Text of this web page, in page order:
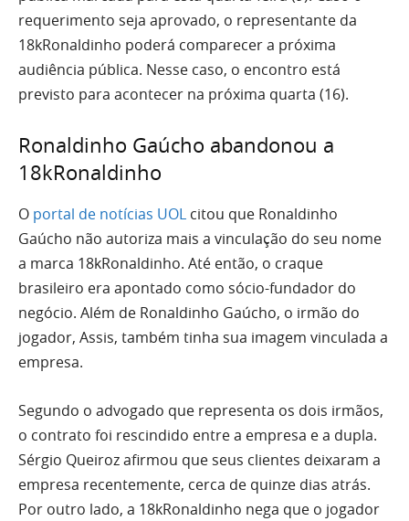
requerimento seja aprovado, o representante da
18kRonaldinho poderá comparecer a próxima
audiência pública. Nesse caso, o encontro está
previsto para acontecer na próxima quarta (16).
Ronaldinho Gaúcho abandonou a
18kRonaldinho
O portal de notícias UOL citou que Ronaldinho
Gaúcho não autoriza mais a vinculação do seu nome
a marca 18kRonaldinho. Até então, o craque
brasileiro era apontado como sócio-fundador do
negócio. Além de Ronaldinho Gaúcho, o irmão do
jogador, Assis, também tinha sua imagem vinculada a
empresa.
Segundo o advogado que representa os dois irmãos,
o contrato foi rescindido entre a empresa e a dupla.
Sérgio Queiroz afirmou que seus clientes deixaram a
empresa recentemente, cerca de quinze dias atrás.
Por outro lado, a 18kRonaldinho nega que o jogador